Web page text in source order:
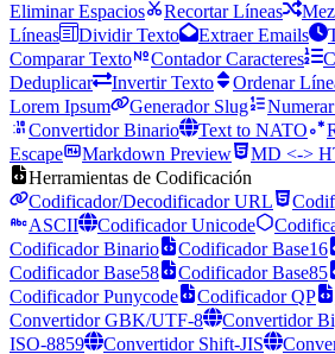
Eliminar Espacios
Recortar Líneas
Líneas
Dividir Texto Extraer Emails
Comparar Texto
Contador Caracteres
Deduplicar
Invertir Texto Ordenar
Lorem Ipsum
Generador Slug
Convertidor Binario
Text to NATO
Escape
Markdown Preview
MD <->
Herramientas de Codificación
Codificador/Decodificador URL
ASCII
Codificador Unicode
Codificador Binario
Codificador Base16
Codificador Base58
Codificador Base85
Codificador Punycode
Codificador QP
Convertidor GBK/UTF-8
Convertidor
ISO-8859
Convertidor Shift-JIS